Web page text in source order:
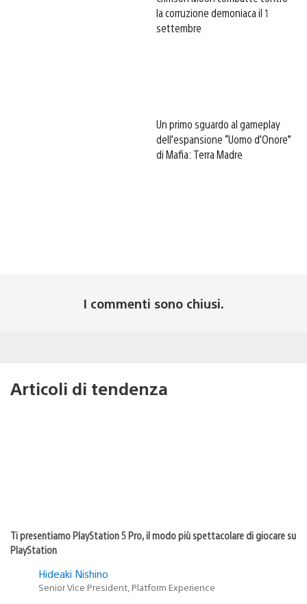
la corruzione demoniaca il 1
settembre
Un primo sguardo al gameplay
dell’espansione “Uomo d’Onore”
di Mafia: Terra Madre
I commenti sono chiusi.
Articoli di tendenza
Ti presentiamo PlayStation 5 Pro, il modo più spettacolare di giocare su
PlayStation
Hideaki Nishino
Senior Vice President, Platform Experience